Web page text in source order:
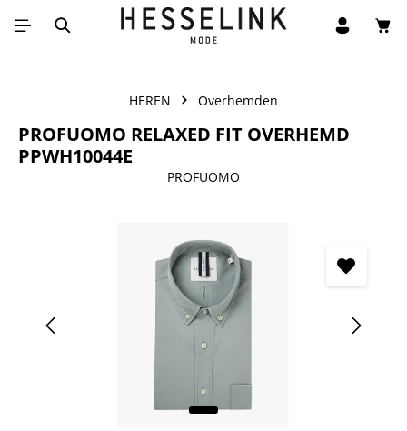
Ga naar de hoofdinhoud
HEREN Overhemden
PROFUOMO RELAXED FIT OVERHEMD
PPWH10044E
PROFUOMO